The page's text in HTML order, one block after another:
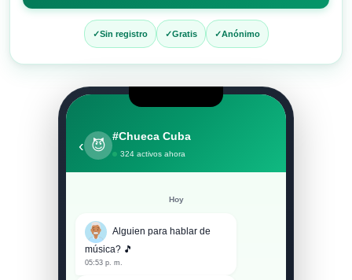
Sin registro Gratis Anónimo
‹ 😈
#Chueca Cuba
324 activos ahora
Hoy
Alguien para hablar de
música? 🎵
05:53 p. m.